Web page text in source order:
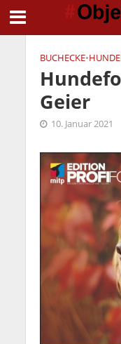
BUCHECKE•
Geier
10. Januar 2021